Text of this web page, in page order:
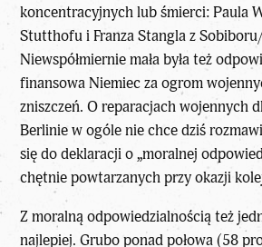
koncentracyjnych lub śmierci: Paula
Stutthofu i Franza Stangla z
Niewspółmiernie mała była też
finansowa Niemiec za ogrom
zniszczeń. O reparacjach wojennych
Berlinie w ogóle nie chce dziś
się do deklaracji o „moralnej
chętnie powtarzanych przy okazji
Z moralną odpowiedzialnością też
najlepiej. Grubo ponad połowa (58